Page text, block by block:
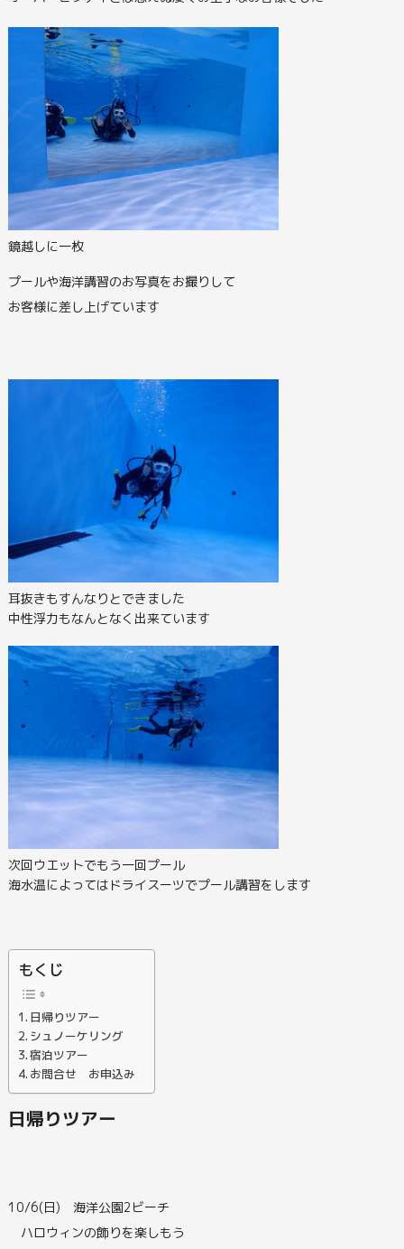
鏡越しに一枚
プールや海洋講習のお写真をお撮りして
お客様に差し上げています
耳抜きもすんなりとできました
中性浮力もなんとなく出来ています
次回ウエットでもう一回プール
海水温によってはドライスーツでプール講習をします
もくじ
日帰りツアー
シュノーケリング
宿泊ツアー
お問合せ お申込み
日帰りツアー
10/6(日) 海洋公園2ビーチ
ハロウィンの飾りを楽しもう